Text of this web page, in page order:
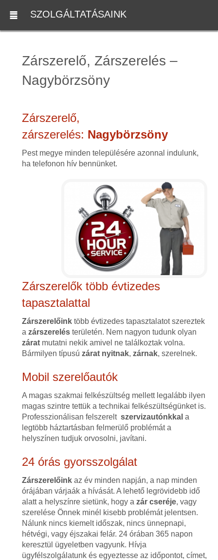
SZOLGÁLTATÁSAINK
Zárszerelő, Zárszerelés –
Nagybörzsöny
Zárszerelő,
zárszerelés: Nagybörzsöny
Pest megye minden településére azonnal indulunk,
ha telefonon hív bennünket.
Zárszerelők több évtizedes
tapasztalattal
Zárszerelőinktöbb évtizedes tapasztalatot szereztek
a zárszerelésterületén. Nem nagyon tudunk olyan
záratmutatni nekik amivel ne találkoztak volna.
Bármilyen típusú zárat nyitnak, zárnak, szerelnek.
Mobil szerelőautók
A magas szakmai felkészültség mellett legalább ilyen
magas szintre tettük a technikai felkészültségünket is.
Professzionálisan felszerelt szervizautónkkal a
legtöbb háztartásban felmerülő problémát a
helyszínen tudjuk orvosolni, javítani.
24 órás gyorsszolgálat
Zárszerelőinkaz év minden napján, a nap minden
órájában várjaák a hívását. A lehető legrövidebb idő
alatt a helyszínre sietünk, hogy a zár cseréje, vagy
szerelése Önnek minél kisebb problémát jelentsen.
Nálunk nincs kiemelt időszak, nincs ünnepnapi,
hétvégi, vagy éjszakai felár. 24 órában 365 napon
keresztül ügyeletben vagyunk. Hívja
ügyfélszolgálatunk és egyeztesse az időpontot, címet,